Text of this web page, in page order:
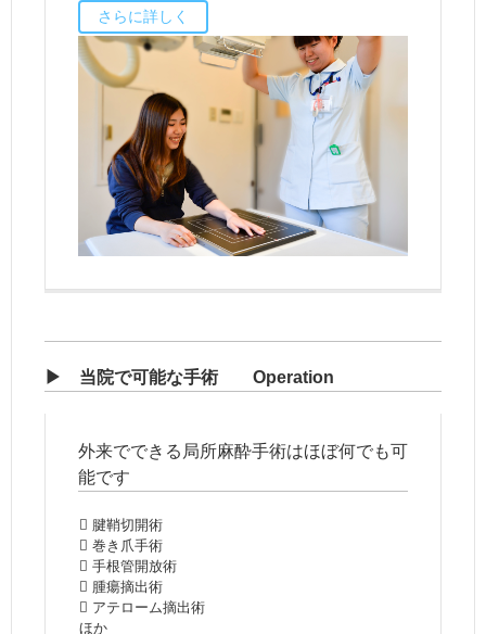
さらに詳しく
▶ 当院で可能な手術 Operation
外来でできる局所麻酔手術はほぼ何でも可
能です
 腱鞘切開術
 巻き爪手術
 手根管開放術
 腫瘍摘出術
 アテローム摘出術
ほか